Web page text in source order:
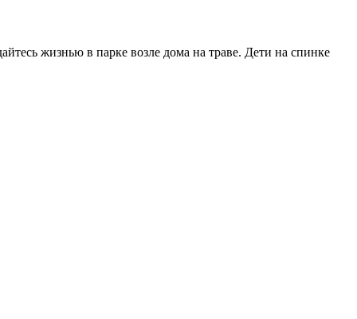
жизнью в парке возле дома на траве. Дети на спинке